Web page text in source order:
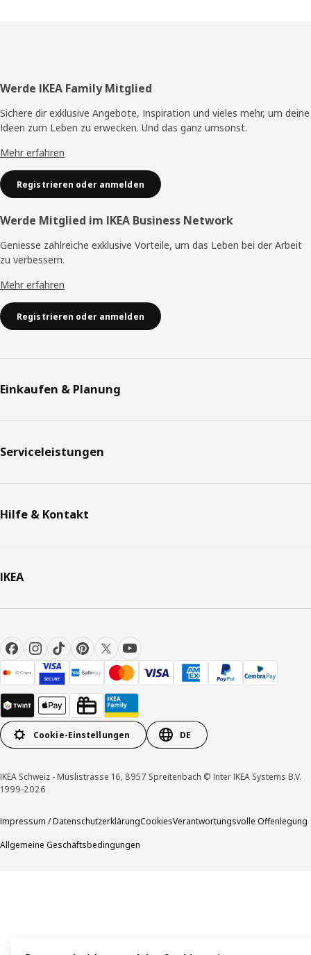
Fusszeile
Werde IKEA Family Mitglied
Sichere dir exklusive Angebote, Inspiration und vieles mehr, um deine
Ideen zum Leben zu erwecken. Und das ganz umsonst.
Mehr erfahren
Registrieren oder anmelden
Werde Mitglied im IKEA Business Network
Geniesse zahlreiche exklusive Vorteile, um das Leben bei der Arbeit
zu verbessern.
Mehr erfahren
Registrieren oder anmelden
Einkaufen & Planung
Serviceleistungen
Hilfe & Kontakt
IKEA
Cookie-Einstellungen DE
IKEA Schweiz - Müslistrasse 16, 8957 Spreitenbach © Inter IKEA Systems B.V.
1999-2026
Impressum / DatenschutzerklärungCookiesVerantwortungsvolle Offenlegung
Allgemeine Geschäftsbedingungen